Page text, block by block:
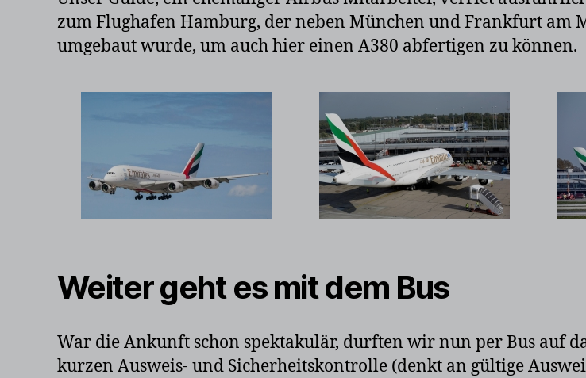
zum Flughafen Hamburg, der neben München und Frankfurt am
umgebaut wurde, um auch hier einen A380 abfertigen zu können.
Weiter geht es mit dem Bus
War die Ankunft schon spektakulär, durften wir nun per Bus auf
kurzen Ausweis- und Sicherheitskontrolle (denkt an gültige